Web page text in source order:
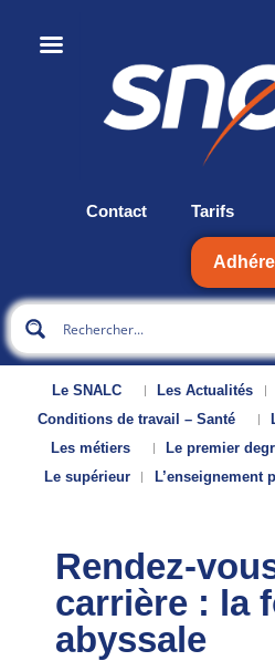
Contact Tarifs
Le SNALC Les Actualités
Conditions de travail – Santé
Les métiers
Le premier
Le supérieur
L’enseignement
Rendez-
carrière : la
abyssale